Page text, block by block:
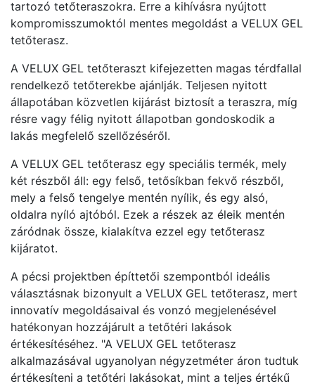
tartozó tetőteraszokra. Erre a kihívásra nyújtott
kompromisszumoktól mentes megoldást a VELUX GEL
tetőterasz.
A VELUX GEL tetőteraszt kifejezetten magas térdfallal
rendelkező tetőterekbe ajánlják. Teljesen nyitott
állapotában közvetlen kijárást biztosít a teraszra, míg
résre vagy félig nyitott állapotban gondoskodik a
lakás megfelelő szellőzéséről.
A VELUX GEL tetőterasz egy speciális termék, mely
két részből áll: egy felső, tetősíkban fekvő részből,
mely a felső tengelye mentén nyílik, és egy alsó,
oldalra nyíló ajtóból. Ezek a részek az éleik mentén
záródnak össze, kialakítva ezzel egy tetőterasz
kijáratot.
A pécsi projektben építtetői szempontból ideális
választásnak bizonyult a VELUX GEL tetőterasz, mert
innovatív megoldásaival és vonzó megjelenésével
hatékonyan hozzájárult a tetőtéri lakások
értékesítéséhez. "A VELUX GEL tetőterasz
alkalmazásával ugyanolyan négyzetméter áron tudtuk
értékesíteni a tetőtéri lakásokat, mint a teljes értékű